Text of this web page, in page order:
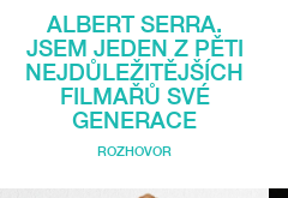
ALBERT SERRA.
JSEM JEDEN Z PĚTI
NEJDŮLEŽITĚJŠÍCH
FILMAŘŮ SVÉ
GENERACE
ROZHOVOR